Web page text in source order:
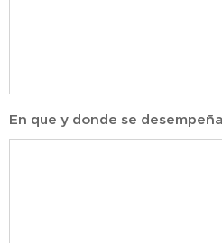
En que y donde se